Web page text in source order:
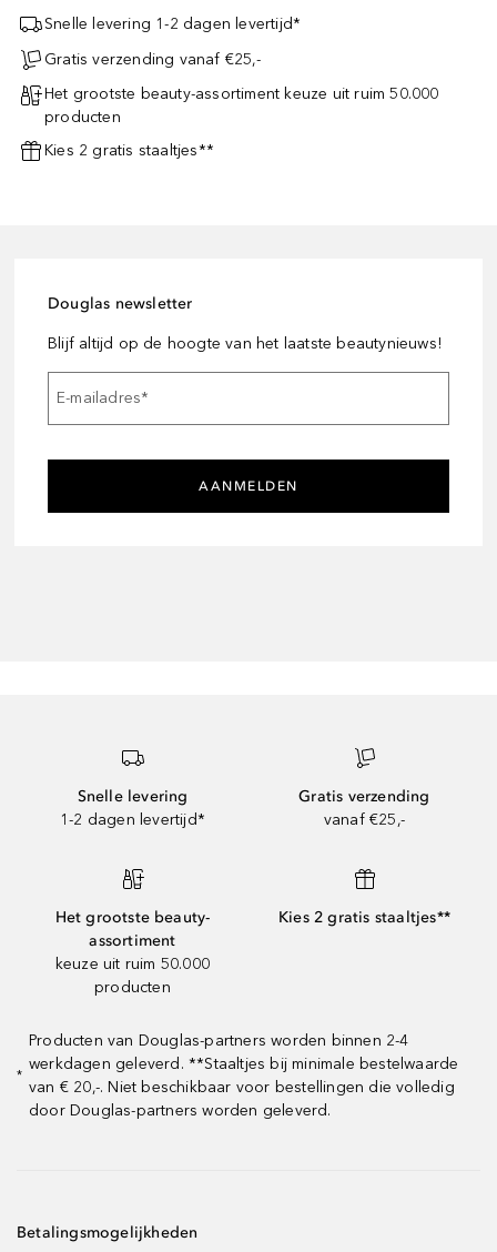
Snelle levering 1-2 dagen levertijd*
Gratis verzending vanaf €25,-
Het grootste beauty-assortiment keuze uit ruim 50.000
producten
Kies 2 gratis staaltjes**
Douglas newsletter
Blijf altijd op de hoogte van het laatste beautynieuws!
E-mailadres*
AANMELDEN
Snelle levering
1-2 dagen levertijd*
Gratis verzending
vanaf €25,-
Het grootste beauty-
assortiment
keuze uit ruim 50.000
producten
Kies 2 gratis staaltjes**
*
Producten van Douglas-partners worden binnen 2-4
werkdagen geleverd. **Staaltjes bij minimale bestelwaarde
van € 20,-. Niet beschikbaar voor bestellingen die volledig
door Douglas-partners worden geleverd.
Betalingsmogelijkheden